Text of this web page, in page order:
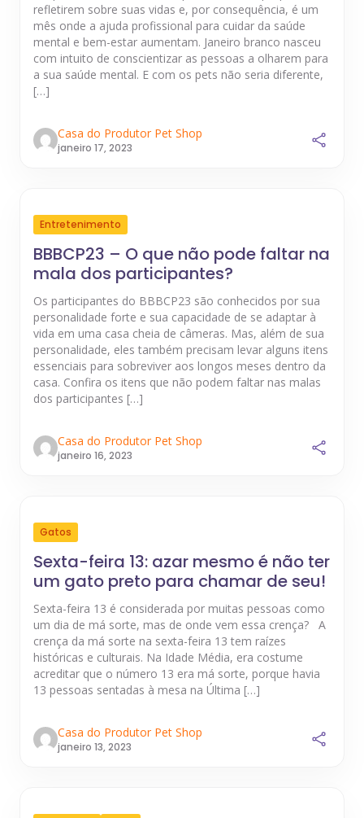
refletirem sobre suas vidas e, por consequência, é um
mês onde a ajuda profissional para cuidar da saúde
mental e bem-estar aumentam. Janeiro branco nasceu
com intuito de conscientizar as pessoas a olharem para
a sua saúde mental. E com os pets não seria diferente,
[…]
Casa do Produtor Pet Shop
janeiro 17, 2023
Entretenimento
BBBCP23 – O que não pode faltar na
mala dos participantes?
Os participantes do BBBCP23 são conhecidos por sua
personalidade forte e sua capacidade de se adaptar à
vida em uma casa cheia de câmeras. Mas, além de sua
personalidade, eles também precisam levar alguns itens
essenciais para sobreviver aos longos meses dentro da
casa. Confira os itens que não podem faltar nas malas
dos participantes […]
Casa do Produtor Pet Shop
janeiro 16, 2023
Gatos
Sexta-feira 13: azar mesmo é não ter
um gato preto para chamar de seu!
Sexta-feira 13 é considerada por muitas pessoas como
um dia de má sorte, mas de onde vem essa crença? A
crença da má sorte na sexta-feira 13 tem raízes
históricas e culturais. Na Idade Média, era costume
acreditar que o número 13 era má sorte, porque havia
13 pessoas sentadas à mesa na Última […]
Casa do Produtor Pet Shop
janeiro 13, 2023